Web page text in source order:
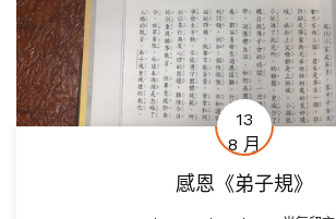
13
8 月
感恩《弟子規》